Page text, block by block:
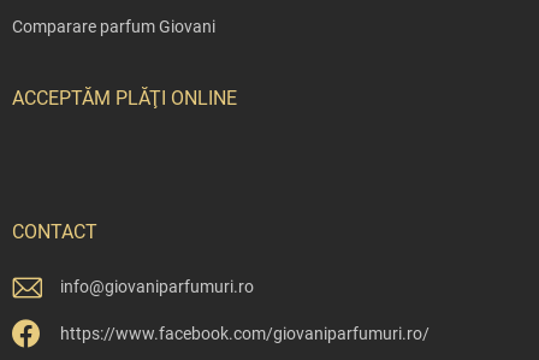
Comparare parfum Giovani
ACCEPTĂM PLĂŢI ONLINE
CONTACT
info@giovaniparfumuri.ro
https://www.facebook.com/giovaniparfumuri.ro/